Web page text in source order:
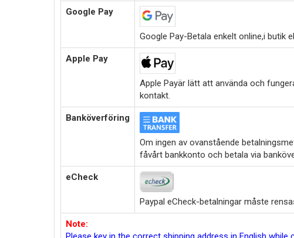
Google Pay
Google Pay-Betala enkelt online,i butik
Apple Pay
Apple Payär lätt att använda och
kontakt.
Banköverföring
Om ingen av ovanstående
fåvårt bankkonto och betala via
eCheck
Paypal eCheck-betalningar måste
Note: